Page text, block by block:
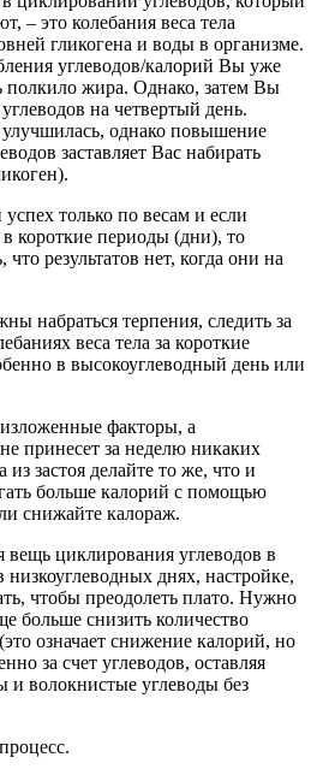
– это колебания веса тела
гликогена и воды в организме.
углеводов/калорий Вы уже
полкило жира. Однако, затем Вы
на четвертый день.
однако повышение
заставляет Вас набирать
только по весам и если
в короткие периоды (дни), то
результатов нет, когда они на
набраться терпения, следить за
веса тела за короткие
в высокоуглеводный день или
факторы, а
принесет за неделю никаких
из застоя делайте то же, что и
больше калорий с помощью
снижайте калораж.
вещь циклирования углеводов в
низкоуглеводных днях, настройке,
чтобы преодолеть плато. Нужно
больше снизить количество
означает снижение калорий, но
за счет углеводов, оставляя
волокнистые углеводы без